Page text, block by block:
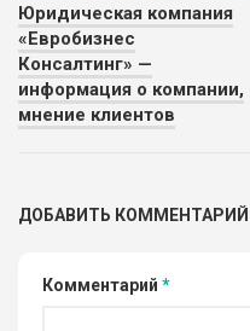
Юридическая компания
«Евробизнес
Консалтинг» —
информация о компании,
мнение клиентов
ДОБАВИТЬ КОММЕНТАРИЙ
Комментарий *